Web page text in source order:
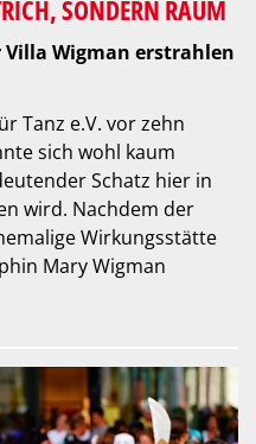
SONDERN RAUM
Wigman erstrahlen
Tanz e.V. vor zehn
sich wohl kaum
Schatz hier in
wird. Nachdem der
Wirkungsstätte
Mary Wigman